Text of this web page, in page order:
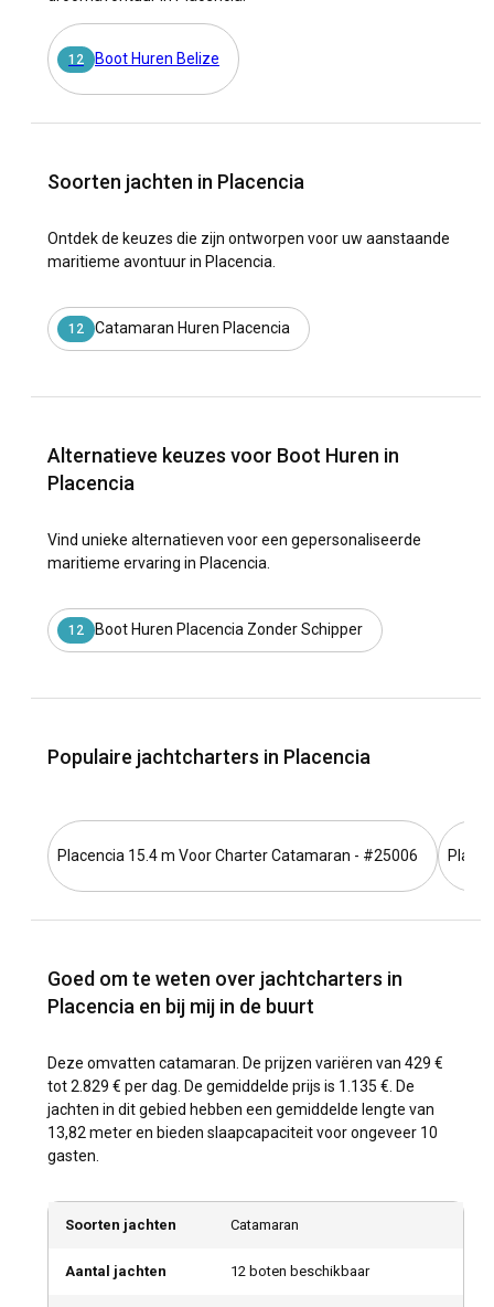
12 Boot Huren Belize
Soorten jachten in Placencia
Ontdek de keuzes die zijn ontworpen voor uw aanstaande
maritieme avontuur in Placencia.
12 Catamaran Huren Placencia
Alternatieve keuzes voor Boot Huren in
Placencia
Vind unieke alternatieven voor een gepersonaliseerde
maritieme ervaring in Placencia.
12 Boot Huren Placencia Zonder Schipper
Populaire jachtcharters in Placencia
Placencia 15.4 m Voor Charter Catamaran - #25006
Goed om te weten over jachtcharters in
Placencia en bij mij in de buurt
Deze omvatten catamaran. De prijzen variëren van 429 €
tot 2.829 € per dag. De gemiddelde prijs is 1.135 €. De
jachten in dit gebied hebben een gemiddelde lengte van
13,82 meter en bieden slaapcapaciteit voor ongeveer 10
gasten.
Soorten jachten Catamaran
Aantal jachten 12 boten beschikbaar